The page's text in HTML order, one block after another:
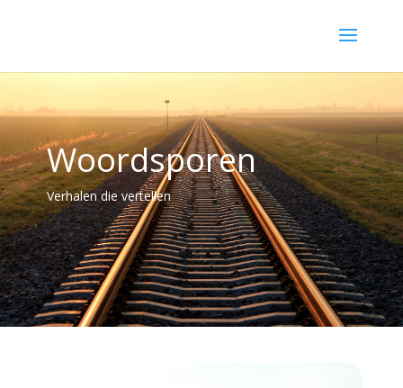
Woordsporen
Verhalen die vertellen